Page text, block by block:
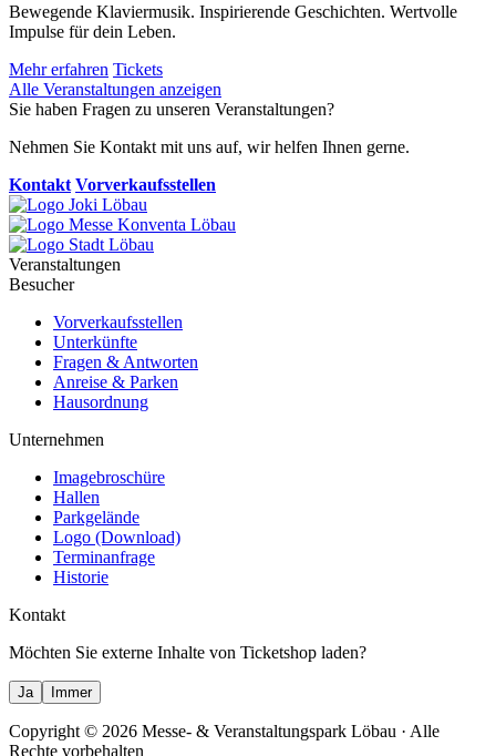
Bewegende Klaviermusik. Inspirierende Geschichten. Wertvolle
Impulse für dein Leben.
Mehr erfahren Tickets
Alle Veranstaltungen anzeigen
Sie haben Fragen zu unseren Veranstaltungen?
Nehmen Sie Kontakt mit uns auf, wir helfen Ihnen gerne.
Kontakt Vorverkaufsstellen
Veranstaltungen
Besucher
Vorverkaufsstellen
Unterkünfte
Fragen & Antworten
Anreise & Parken
Hausordnung
Unternehmen
Imagebroschüre
Hallen
Parkgelände
Logo (Download)
Terminanfrage
Historie
Kontakt
Möchten Sie externe Inhalte von Ticketshop laden?
Ja Immer
Copyright © 2026 Messe- & Veranstaltungspark Löbau · Alle
Rechte vorbehalten